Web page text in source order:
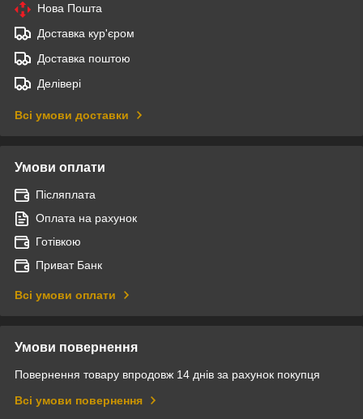
Нова Пошта
Доставка кур'єром
Доставка поштою
Делівері
Всі умови доставки
Умови оплати
Післяплата
Оплата на рахунок
Готівкою
Приват Банк
Всі умови оплати
Умови повернення
Повернення товару впродовж 14 днів за рахунок покупця
Всі умови повернення